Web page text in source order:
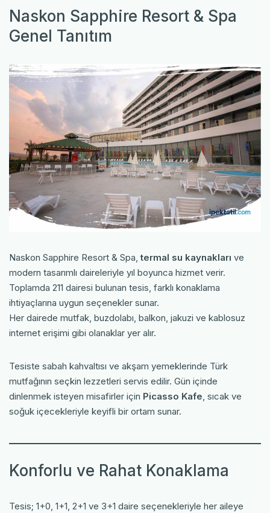
Naskon Sapphire Resort & Spa
Genel Tanıtım
Naskon Sapphire Resort & Spa,termal su kaynakları ve
modern tasarımlı daireleriyle yıl boyunca hizmet verir.
Toplamda 211 dairesi bulunan tesis, farklı konaklama
ihtiyaçlarına uygun seçenekler sunar.
Her dairede mutfak, buzdolabı, balkon, jakuzi ve kablosuz
internet erişimi gibi olanaklar yer alır.
Tesiste sabah kahvaltısı ve akşam yemeklerinde Türk
mutfağının seçkin lezzetleri servis edilir. Gün içinde
dinlenmek isteyen misafirler için Picasso Kafe, sıcak ve
soğuk içecekleriyle keyifli bir ortam sunar.
Konforlu ve Rahat Konaklama
Tesis; 1+0, 1+1, 2+1 ve 3+1 daire seçenekleriyle her aileye